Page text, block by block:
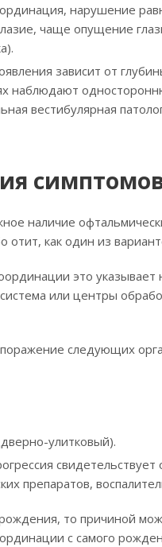
нарушение
чаще опущение
зависит от
наблюдают
вестибулярная
наличие
отит, как один из
это указывает
или центры
следующих
улитковый).
препаратов,
то причиной
с самого